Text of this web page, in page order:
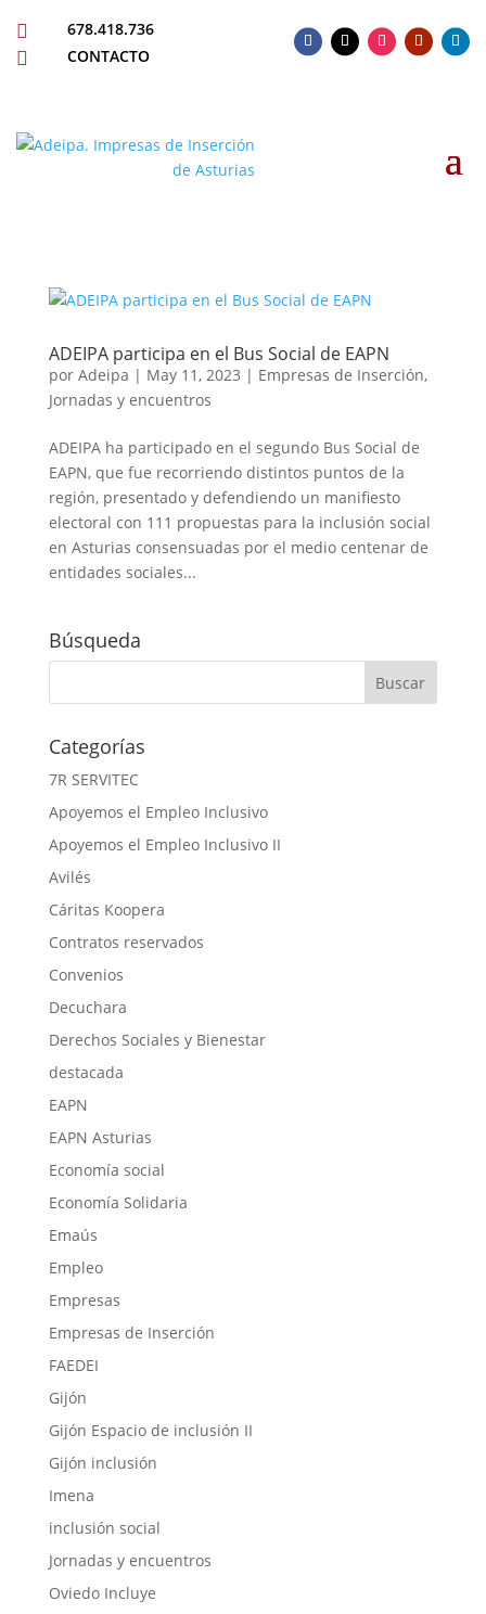
 678.418.736
 CONTACTO
ADEIPA participa en el Bus Social de EAPN
por Adeipa | May 11, 2023 | Empresas de Inserción,
Jornadas y encuentros
ADEIPA ha participado en el segundo Bus Social de
EAPN, que fue recorriendo distintos puntos de la
región, presentado y defendiendo un manifiesto
electoral con 111 propuestas para la inclusión social
en Asturias consensuadas por el medio centenar de
entidades sociales...
Búsqueda
Categorías
7R SERVITEC
Apoyemos el Empleo Inclusivo
Apoyemos el Empleo Inclusivo II
Avilés
Cáritas Koopera
Contratos reservados
Convenios
Decuchara
Derechos Sociales y Bienestar
destacada
EAPN
EAPN Asturias
Economía social
Economía Solidaria
Emaús
Empleo
Empresas
Empresas de Inserción
FAEDEI
Gijón
Gijón Espacio de inclusión II
Gijón inclusión
Imena
inclusión social
Jornadas y encuentros
Oviedo Incluye